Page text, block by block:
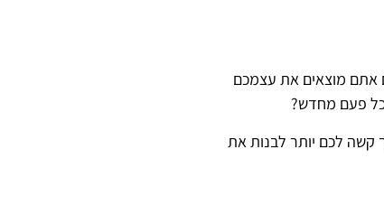
אתם מוצאים את עצמכם
פעם מחדש?
קשה לכם יותר לבנות את